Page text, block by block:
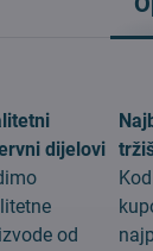
dijelovi
od